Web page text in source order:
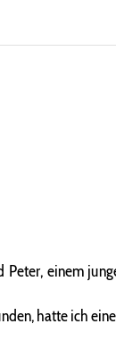
einem
hatte ich